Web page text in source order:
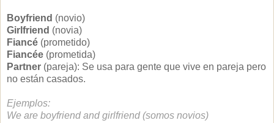
Boyfriend (novio)
Girlfriend (novia)
Fiancé (prometido)
Fiancée (prometida)
Partner (pareja): Se usa para gente que vive en pareja pero
no están casados.
Ejemplos:
We are boyfriend and girlfriend (somos novios)